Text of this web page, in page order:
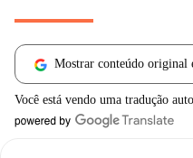
Mostrar conteúdo original
Você está vendo uma tradução